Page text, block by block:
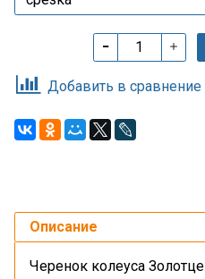
Добавить в сравнение
Описание
Черенок колеуса Золотце